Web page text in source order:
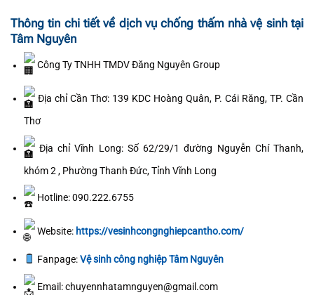
Thông tin chi tiết về dịch vụ chống thấm nhà vệ sinh tại
Tâm Nguyên
Công Ty TNHH TMDV Đăng Nguyên Group
Địa chỉ Cần Thơ: 139 KDC Hoàng Quân, P. Cái Răng, TP. Cần
Thơ
Địa chỉ Vĩnh Long: Số 62/29/1 đường Nguyễn Chí Thanh,
khóm 2 , Phường Thanh Đức, Tỉnh Vĩnh Long
Hotline: 090.222.6755
Website: https://vesinhcongnghiepcantho.com/
Fanpage:Vệ sinh công nghiệp Tâm Nguyên
Email: chuyennhatamnguyen@gmail.com